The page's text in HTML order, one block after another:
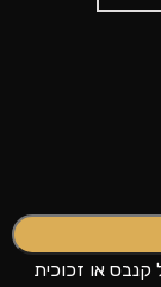
על קנבס או זכוכית